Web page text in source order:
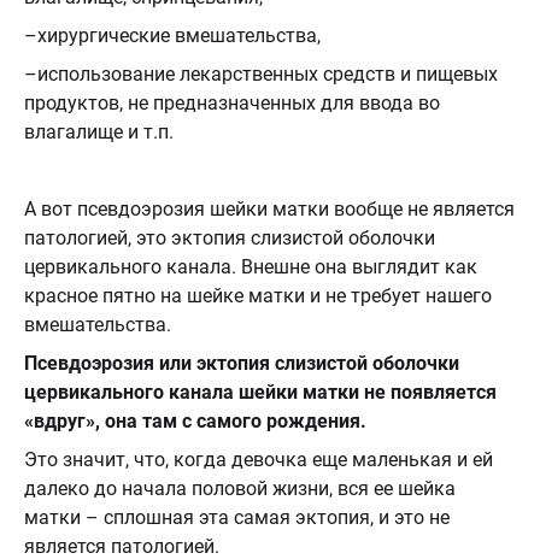
–хирургические вмешательства,
–использование лекарственных средств и пищевых
продуктов, не предназначенных для ввода во
влагалище и т.п.
А вот псевдоэрозия шейки матки вообще не является
патологией, это эктопия слизистой оболочки
цервикального канала. Внешне она выглядит как
красное пятно на шейке матки и не требует нашего
вмешательства.
Псевдоэрозия или эктопия слизистой оболочки
цервикального канала шейки матки не появляется
«вдруг», она там с самого рождения.
Это значит, что, когда девочка еще маленькая и ей
далеко до начала половой жизни, вся ее шейка
матки ­– сплошная эта самая эктопия, и это не
является патологией.